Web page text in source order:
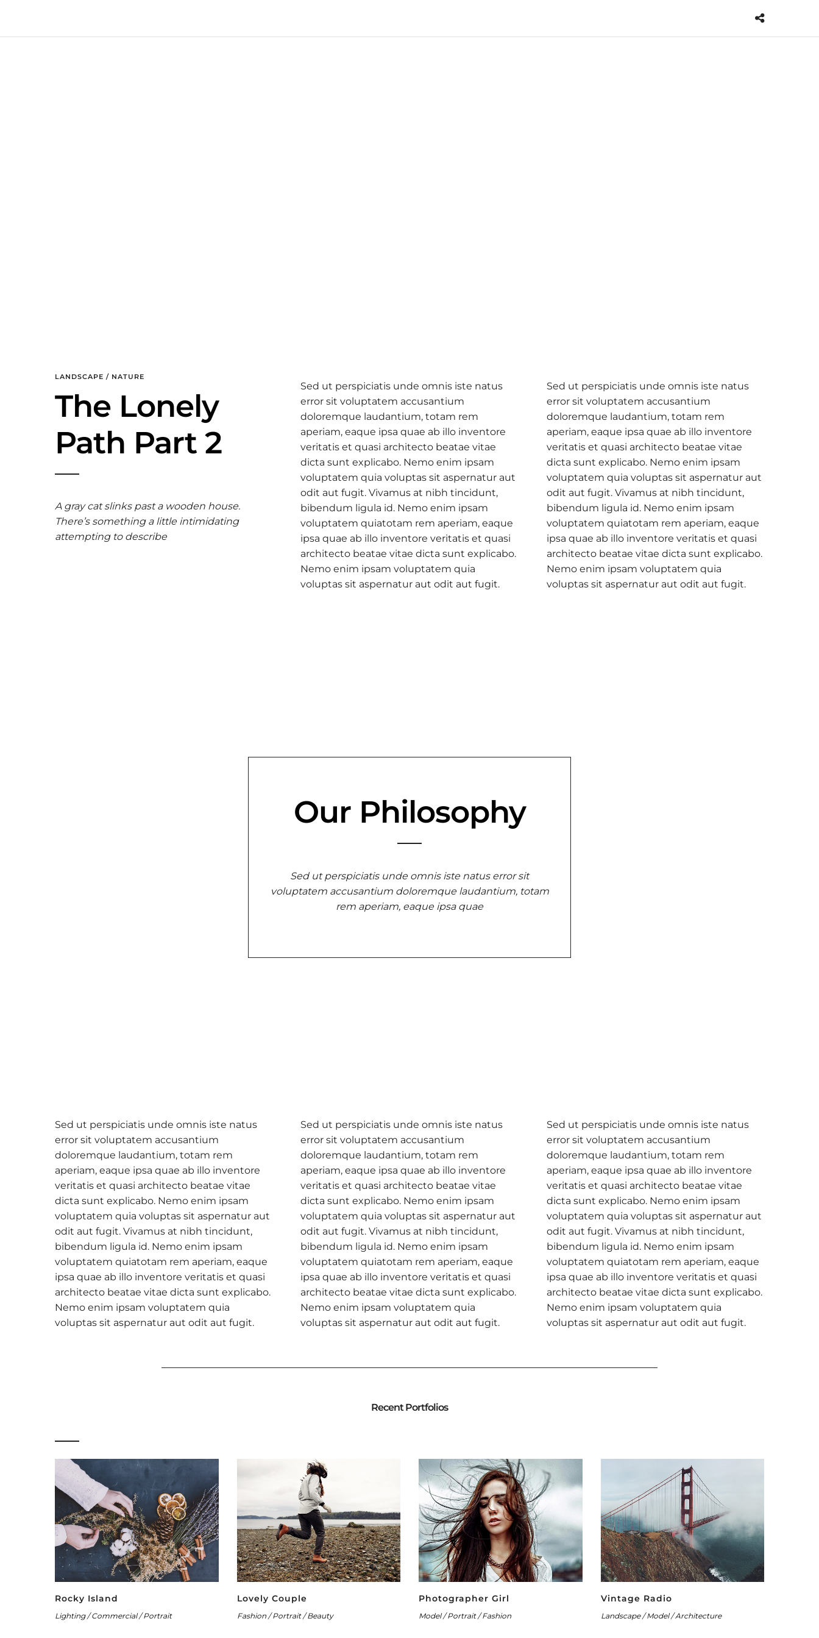
LANDSCAPE / NATURE
The Lonely
Path Part 2
A gray cat slinks past a wooden house.
There’s something a little intimidating
attempting to describe
Sed ut perspiciatis unde omnis iste natus
error sit voluptatem accusantium
doloremque laudantium, totam rem
aperiam, eaque ipsa quae ab illo inventore
veritatis et quasi architecto beatae vitae
dicta sunt explicabo. Nemo enim ipsam
voluptatem quia voluptas sit aspernatur aut
odit aut fugit. Vivamus at nibh tincidunt,
bibendum ligula id. Nemo enim ipsam
voluptatem quiatotam rem aperiam, eaque
ipsa quae ab illo inventore veritatis et quasi
architecto beatae vitae dicta sunt explicabo.
Nemo enim ipsam voluptatem quia
voluptas sit aspernatur aut odit aut fugit.
Sed ut perspiciatis unde omnis iste natus
error sit voluptatem accusantium
doloremque laudantium, totam rem
aperiam, eaque ipsa quae ab illo inventore
veritatis et quasi architecto beatae vitae
dicta sunt explicabo. Nemo enim ipsam
voluptatem quia voluptas sit aspernatur aut
odit aut fugit. Vivamus at nibh tincidunt,
bibendum ligula id. Nemo enim ipsam
voluptatem quiatotam rem aperiam, eaque
ipsa quae ab illo inventore veritatis et quasi
architecto beatae vitae dicta sunt explicabo.
Nemo enim ipsam voluptatem quia
voluptas sit aspernatur aut odit aut fugit.
Our Philosophy
Sed ut perspiciatis unde omnis iste natus error sit
voluptatem accusantium doloremque laudantium, totam
rem aperiam, eaque ipsa quae
Sed ut perspiciatis unde omnis iste natus
error sit voluptatem accusantium
doloremque laudantium, totam rem
aperiam, eaque ipsa quae ab illo inventore
veritatis et quasi architecto beatae vitae
dicta sunt explicabo. Nemo enim ipsam
voluptatem quia voluptas sit aspernatur aut
odit aut fugit. Vivamus at nibh tincidunt,
bibendum ligula id. Nemo enim ipsam
voluptatem quiatotam rem aperiam, eaque
ipsa quae ab illo inventore veritatis et quasi
architecto beatae vitae dicta sunt explicabo.
Nemo enim ipsam voluptatem quia
voluptas sit aspernatur aut odit aut fugit.
Sed ut perspiciatis unde omnis iste natus
error sit voluptatem accusantium
doloremque laudantium, totam rem
aperiam, eaque ipsa quae ab illo inventore
veritatis et quasi architecto beatae vitae
dicta sunt explicabo. Nemo enim ipsam
voluptatem quia voluptas sit aspernatur aut
odit aut fugit. Vivamus at nibh tincidunt,
bibendum ligula id. Nemo enim ipsam
voluptatem quiatotam rem aperiam, eaque
ipsa quae ab illo inventore veritatis et quasi
architecto beatae vitae dicta sunt explicabo.
Nemo enim ipsam voluptatem quia
voluptas sit aspernatur aut odit aut fugit.
Sed ut perspiciatis unde omnis iste natus
error sit voluptatem accusantium
doloremque laudantium, totam rem
aperiam, eaque ipsa quae ab illo inventore
veritatis et quasi architecto beatae vitae
dicta sunt explicabo. Nemo enim ipsam
voluptatem quia voluptas sit aspernatur aut
odit aut fugit. Vivamus at nibh tincidunt,
bibendum ligula id. Nemo enim ipsam
voluptatem quiatotam rem aperiam, eaque
ipsa quae ab illo inventore veritatis et quasi
architecto beatae vitae dicta sunt explicabo.
Nemo enim ipsam voluptatem quia
voluptas sit aspernatur aut odit aut fugit.
Recent Portfolios
Rocky Island
Lighting / Commercial / Portrait
Lovely Couple
Fashion / Portrait / Beauty
Photographer Girl
Model / Portrait / Fashion
Vintage Radio
Landscape / Model / Architecture